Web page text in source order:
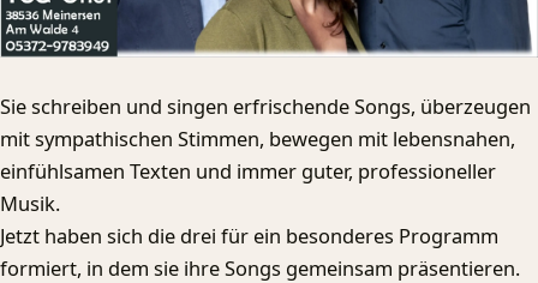
Sie schreiben und singen erfrischende Songs, überzeugen
mit sympathischen Stimmen, bewegen mit lebensnahen,
einfühlsamen Texten und immer guter, professioneller
Musik.
Jetzt haben sich die drei für ein besonderes Programm
formiert, in dem sie ihre Songs gemeinsam präsentieren.